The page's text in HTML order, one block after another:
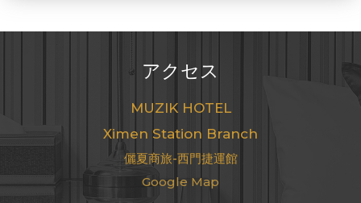
アクセス
MUZIK HOTEL
Ximen Station Branch
儷夏商旅-西門捷運館
Google Map